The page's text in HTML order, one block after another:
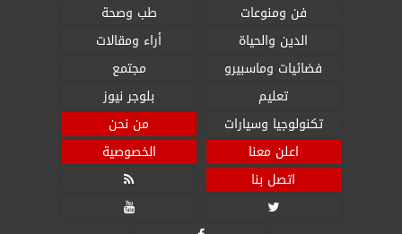
فن ومنوعات
طب وصحة
الدين والحياة
أراء ومقالات
فضائيات وماسبيرو
مجتمع
تعليم
بلوجر نيوز
تكنولوجيا وسيارات
من نحن
اعلن معنا
الخصوصية
اتصل بنا


